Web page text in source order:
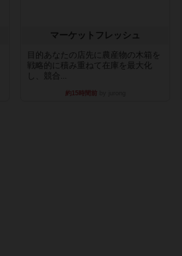
マーケットフレッシュ
目的あなたの店先に農産物の木箱を
戦略的に積み重ねて在庫を最大化
し、競合...
約15時間前